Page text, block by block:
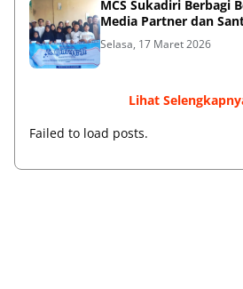
MCS Sukadiri Berbagi
Media Partner dan
Selasa, 17 Maret 2026
Lihat
Failed to load posts.